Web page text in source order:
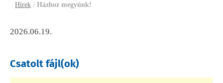
Hírek / Házhoz megyünk!
2026.06.19.
Csatolt fájl(ok)